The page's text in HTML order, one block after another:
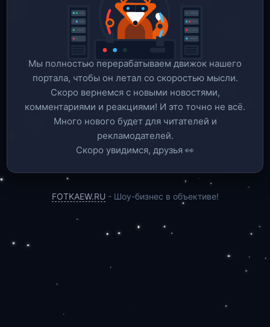
Мы полностью перерабатываем движок нашего
портала, чтобы он летал со скоростью мысли.
Скоро вернемся c новыми новостями,
комментариями и реакциями! И это точно не всё.
Много нового будет для читателей и
рекламодателей.
Скоро увидимся, друзья 👀
FOTKAEW.RU - Шоу-бизнес в объективе!